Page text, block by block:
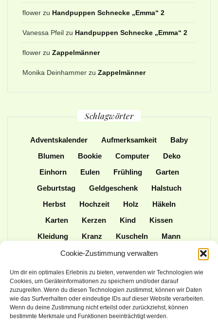
Cookie-Zustimmung verwalten
Um dir ein optimales Erlebnis zu bieten, verwenden wir Technologien wie
Cookies, um Geräteinformationen zu speichern und/oder darauf
zuzugreifen. Wenn du diesen Technologien zustimmst, können wir Daten
wie das Surfverhalten oder eindeutige IDs auf dieser Website verarbeiten.
Wenn du deine Zustimmung nicht erteilst oder zurückziehst, können
bestimmte Merkmale und Funktionen beeinträchtigt werden.
flower zu Handpuppen Schnecke „Emma“ 2
Vanessa Pfeil zu Handpuppen Schnecke „Emma“ 2
flower zu Zappelmänner
Monika Deinhammer zu Zappelmänner
Schlagwörter
Adventskalender Aufmerksamkeit
Baby
Blumen
Bookie Computer
Deko
Einhorn
Eulen Frühling
Garten
Geburtstag
Geldgeschenk
Halstuch
Herbst
Hochzeit Holz
Häkeln
Karten
Kerzen Kind
Kissen
Kleidung
Kranz Kuscheln
Mann
Mütze
Naturmaterialien
Nähen
Ordner
Ostern
Patchwork
Plotter
Praktisches
Schulanfang
Spielen
Stampin up Stoff
Stricken
Tasche
Tiere Upcycling Weihnachten